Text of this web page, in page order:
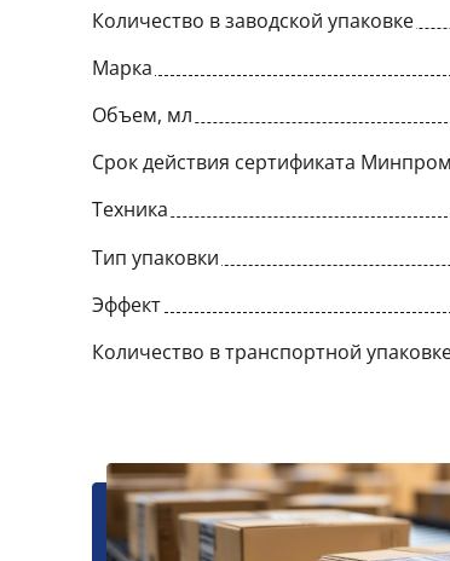
Количество в заводской упаковке
Марка
Объем, мл
Срок действия сертификата
Техника
Тип упаковки
Эффект
Количество в транспортной